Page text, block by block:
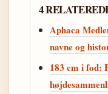
4
Aphaca
navne og
183 cm i fod: